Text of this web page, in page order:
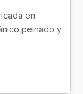
en
peinado y